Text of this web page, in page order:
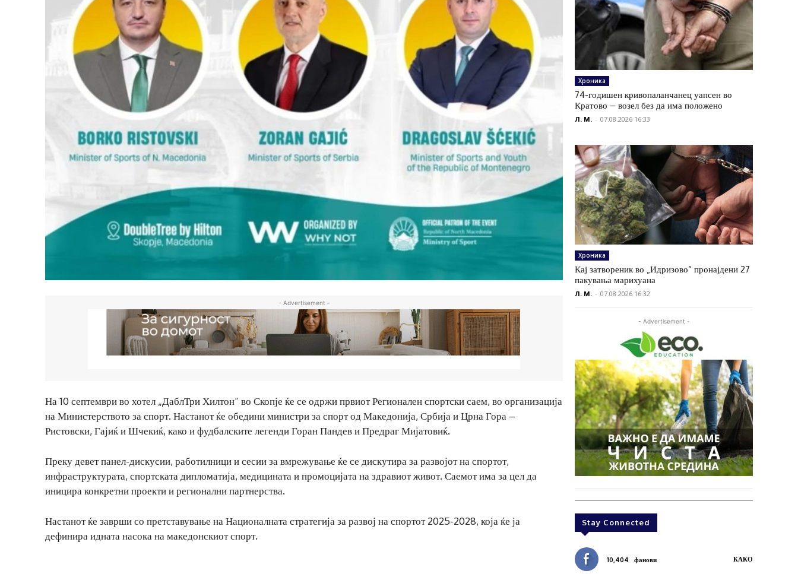
- Advertisement -
На 10 септември во хотел „ДаблТри Хилтон“ во Скопје ќе се одржи првиот Регионален спортски саем, во организација
на Министерството за спорт. Настанот ќе обедини министри за спорт од Македонија, Србија и Црна Гора –
Ристовски, Гајиќ и Шчекиќ, како и фудбалските легенди Горан Пандев и Предраг Мијатовиќ.
Преку девет панел-дискусии, работилници и сесии за вмрежување ќе се дискутира за развојот на спортот,
инфраструктурата, спортската дипломатија, медицината и промоцијата на здравиот живот. Саемот има за цел да
иницира конкретни проекти и регионални партнерства.
Настанот ќе заврши со претставување на Националната стратегија за развој на спортот 2025-2028, која ќе ја
дефинира идната насока на македонскиот спорт.
Хроника
74-годишен кривопаланчанец уапсен во
Кратово – возел без да има положено
Л. М. - 07.08.2026 16:33
Хроника
Кај затвореник во „Идризово“ пронајдени 27
пакувања марихуана
Л. М. - 07.08.2026 16:32
- Advertisement -
Stay Connected
10,404 фанови КАКО